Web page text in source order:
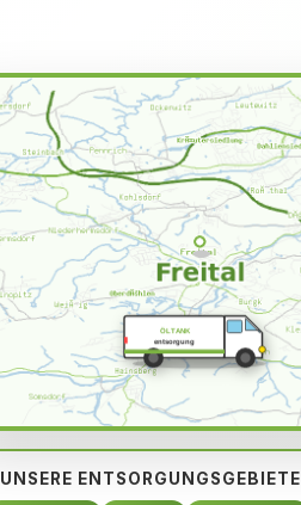
ÖLTANK
entsorgung
UNSERE ENTSORGUNGSGEBIETE